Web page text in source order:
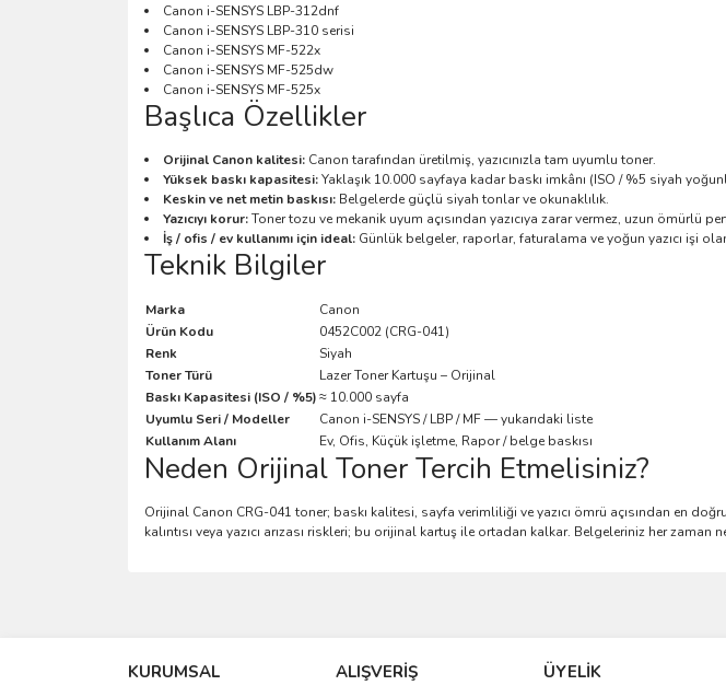
Canon i-SENSYS LBP-312dnf
Canon i-SENSYS LBP-310 serisi
Canon i-SENSYS MF-522x
Canon i-SENSYS MF-525dw
Canon i-SENSYS MF-525x
Başlıca Özellikler
Orijinal Canon kalitesi: Canon tarafından üretilmiş, yazıcınızla tam uyumlu toner.
Yüksek baskı kapasitesi:Yaklaşık 10.000 sayfaya kadar baskı imkânı (ISO / %5 siyah
Keskin ve net metin baskısı: Belgelerde güçlü siyah tonlar ve okunaklılık.
Yazıcıyı korur:Toner tozu ve mekanik uyum açısından yazıcıya zarar vermez, uzun ömürlü
İş / ofis / ev kullanımı için ideal: Günlük belgeler, raporlar, faturalama ve yoğun yazıcı işi
Teknik Bilgiler
Marka
Canon
Ürün Kodu
0452C002 (CRG-041)
Renk
Siyah
Toner Türü
Lazer Toner Kartuşu – Orijinal
Baskı Kapasitesi (ISO / %5)≈ 10.000 sayfa
Uyumlu Seri / Modeller
Canon i-SENSYS / LBP / MF — yukarıdaki liste
Kullanım Alanı
Ev, Ofis, Küçük işletme, Rapor / belge baskısı
Neden Orijinal Toner Tercih Etmelisiniz?
Orijinal Canon CRG-041 toner; baskı kalitesi, sayfa verimliliği ve yazıcı ömrü açısından en
kalıntısı veya yazıcı arızası riskleri; bu orijinal kartuş ile ortadan kalkar. Belgeleriniz her zaman
Ürün resmi kalitesiz, bozuk veya görüntülenemiyor.
KURUMSAL ALIŞVERİŞ ÜYELİK